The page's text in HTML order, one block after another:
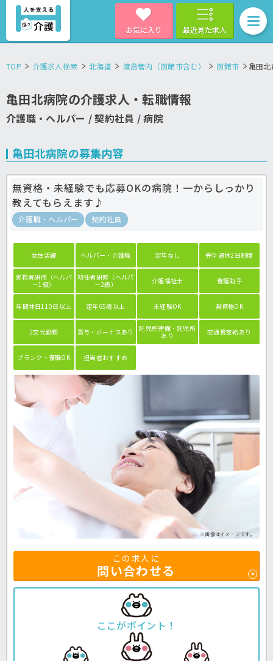
お気に入り 最近見た求人
TOP 介護求人検索 北海道 渡島管内（函館市含む） 函館市 亀田
亀田北病院の介護求人・転職情報
介護職・ヘルパー / 契約社員 / 病院
亀田北病院の募集内容
無資格・未経験でも応募OKの病院！一からしっかり
教えてもらえます♪
介護職・ヘルパー 契約社員
女性活躍 ヘルパー・介護職 定年なし 完全週休2日制度
実務者研修（ヘルパ
ー1級）
初任者研修（ヘルパ
ー2級）
介護福祉士 看護助手
年間休日110日以上 定年65歳以上 未経験OK 無資格OK
2交代勤務 賞与・ボーナスあり
託児所完備・託児所
あり
交通費支給あり
ブランク・復職OK 担当者おすすめ
※画像はイメージです。
この求人に
問い合わせる
ここがポイント！